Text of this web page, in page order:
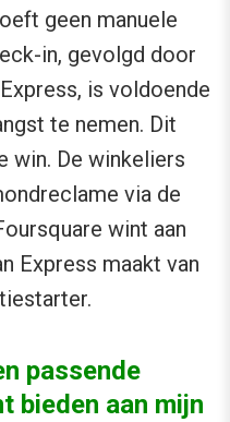
geen manuele
in, gevolgd door
is voldoende
te nemen. Dit
win. De winkeliers
via de
wint aan
Express maakt van
passende
bieden aan mijn